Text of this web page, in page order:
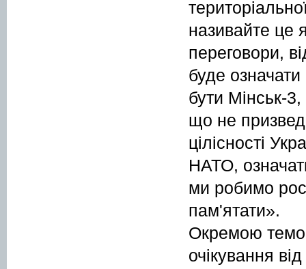
називайте це
переговори,
буде
бути Мінськ-
що не
цілісності
НАТО,
ми робимо
пам'ятати».
Окремою
очікування